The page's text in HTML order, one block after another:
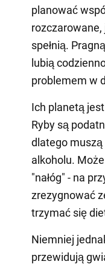
planować
rozczarowane,
spełnią.
lubią
problemem w
Ich planetą
Ryby są
dlatego
alkoholu.
"nałóg" - na
zrezygnować
trzymać się
Niemniej
przewidują